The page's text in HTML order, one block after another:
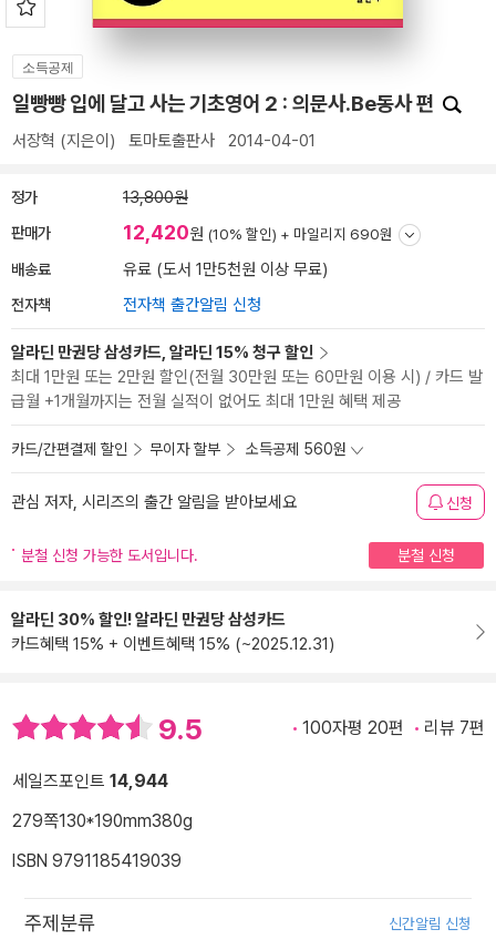
소득공제
일빵빵 입에 달고 사는 기초영어 2 : 의문사.Be동사 편
서장혁 (지은이) 토마토출판사 2014-04-01
정가 13,800원
판매가 12,420원 (10% 할인) + 마일리지 690원
배송료 유료 (도서 1만5천원 이상 무료)
전자책 전자책 출간알림 신청
알라딘 만권당 삼성카드, 알라딘 15% 청구 할인
최대 1만원 또는 2만원 할인(전월 30만원 또는 60만원 이용 시) / 카드 발
급월 +1개월까지는 전월 실적이 없어도 최대 1만원 혜택 제공
카드/간편결제 할인 무이자 할부 소득공제 560원
관심 저자, 시리즈의 출간 알림을 받아보세요 신청
분철 신청 가능한 도서입니다. 분철 신청
알라딘 30% 할인! 알라딘 만권당 삼성카드
카드혜택 15% + 이벤트혜택 15% (~2025.12.31)
9.5 100자평 20편 리뷰 7편
세일즈포인트 14,944
279쪽130*190mm380g
ISBN 9791185419039
주제분류 신간알림 신청